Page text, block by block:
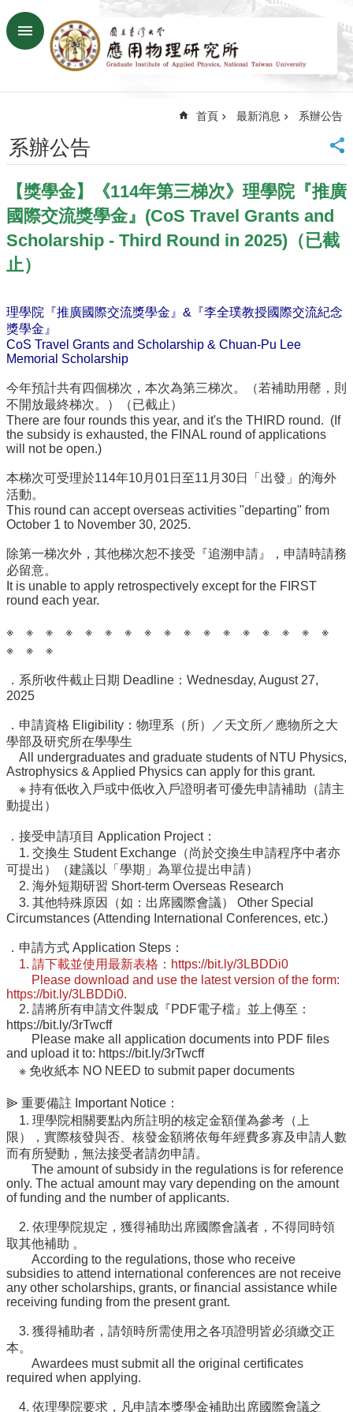
跳到主要內容區塊
進
首
頁
大
首
頁
網
站
聯
絡
資
English
最
新
消
系
所
簡
介
系
所
員
學
術
演
招
生
及
課
程
學
生
事
務
物
學
系
研
究
所
首頁 最新消息 系辦公告
系辦公告
【獎學金】《114年第三梯次》理學院『推廣
國際交流獎學金』(CoS Travel Grants and
Scholarship - Third Round in 2025)（已截
止）
理學院『推廣國際交流獎學金』&『李全璞教授國際交流紀念
獎學金』
CoS Travel Grants and Scholarship & Chuan-Pu Lee
Memorial Scholarship
今年預計共有四個梯次，本次為第三梯次。（若補助用罄，則
不開放最終梯次。）（已截止）
There are four rounds this year, and it's the THIRD round. (If
the subsidy is exhausted, the FINAL round of applications
will not be open.)
本梯次可受理於114年10月01日至11月30日「出發」的海外
活動。
This round can accept overseas activities "departing" from
October 1 to November 30, 2025.
除第一梯次外，其他梯次恕不接受『追溯申請』，申請時請務
必留意。
It is unable to apply retrospectively except for the FIRST
round each year.
※ ※ ※ ※ ※ ※ ※ ※ ※ ※ ※ ※ ※ ※ ※ ※ ※
※ ※ ※
．系所收件截止日期 Deadline：Wednesday, August 27,
2025
．申請資格 Eligibility：物理系（所）／天文所／應物所之大
學部及研究所在學學生
All undergraduates and graduate students of NTU Physics,
Astrophysics & Applied Physics can apply for this grant.
※ 持有低收入戶或中低收入戶證明者可優先申請補助（請主
動提出）
．接受申請項目 Application Project：
1. 交換生 Student Exchange（尚於交換生申請程序中者亦
可提出）（建議以「學期」為單位提出申請）
2. 海外短期研習 Short-term Overseas Research
3. 其他特殊原因（如：出席國際會議） Other Special
Circumstances (Attending International Conferences, etc.)
．申請方式 Application Steps：
1. 請下載並使用最新表格：https://bit.ly/3LBDDi0
Please download and use the latest version of the form:
https://bit.ly/3LBDDi0.
2. 請將所有申請文件製成『PDF電子檔』並上傳至：
https://bit.ly/3rTwcff
Please make all application documents into PDF files
and upload it to: https://bit.ly/3rTwcff
※ 免收紙本 NO NEED to submit paper documents
⫸ 重要備註 Important Notice：
1. 理學院相關要點內所註明的核定金額僅為參考（上
限），實際核發與否、核發金額將依每年經費多寡及申請人數
而有所變動，無法接受者請勿申請。
The amount of subsidy in the regulations is for reference
only. The actual amount may vary depending on the amount
of funding and the number of applicants.
2. 依理學院規定，獲得補助出席國際會議者，不得同時領
取其他補助 。
According to the regulations, those who receive
subsidies to attend international conferences are not receive
any other scholarships, grants, or financial assistance while
receiving funding from the present grant.
3. 獲得補助者，請領時所需使用之各項證明皆必須繳交正
本。
Awardees must submit all the original certificates
required when applying.
4. 依理學院要求，凡申請本獎學金補助出席國際會議之